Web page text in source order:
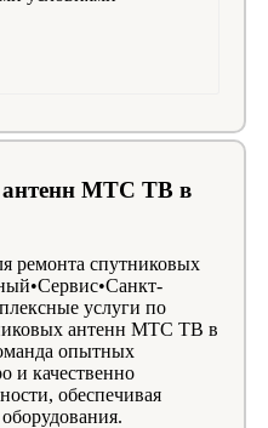
антенн МТС ТВ в
ремонта спутниковых
услуги по
антенн МТС ТВ в
опытных
и качественно
обеспечивая